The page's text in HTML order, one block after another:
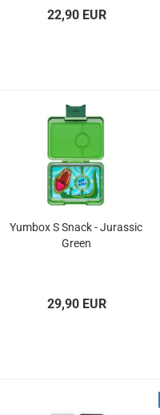
22,90 EUR
Yumbox S Snack - Jurassic
Green
29,90 EUR